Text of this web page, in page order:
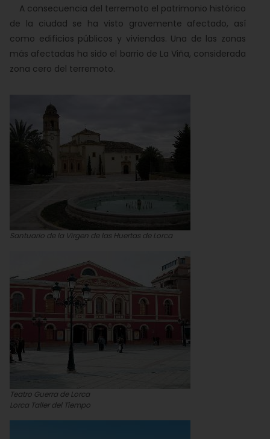
A consecuencia del terremoto el patrimonio histórico
de la ciudad se ha visto gravemente afectado, así
como edificios públicos y viviendas. Una de las zonas
más afectadas ha sido el barrio de La Viña, considerada
zona cero del terremoto.
Santuario de la Virgen de las Huertas de Lorca
Teatro Guerra de Lorca
Lorca Taller del Tiempo